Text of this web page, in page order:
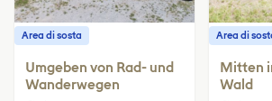
Area di sosta
Umgeben von Rad- und
Wanderwegen
Area di
Mitten
Wald